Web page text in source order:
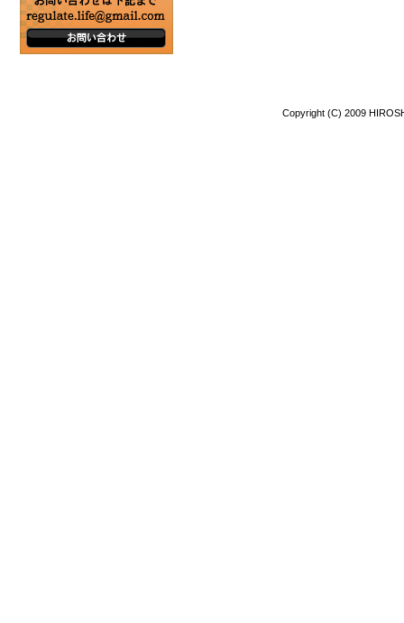
Copyright (C) 2009